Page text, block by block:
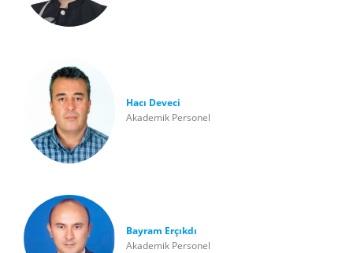
Hacı Deveci
Akademik Personel
Bayram Erçıkdı
Akademik Personel